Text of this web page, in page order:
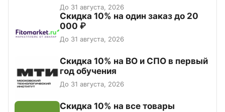
До 31 августа, 2026
Скидка 10% на один заказ до 20
000 ₽
До 31 августа, 2026
Скидка 10% на ВО и СПО в первый
год обучения
До 31 августа, 2026
Скидка 10% на все товары